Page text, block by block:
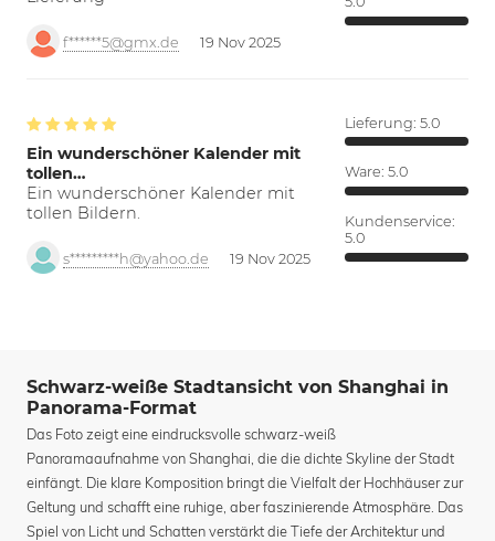
f******5@gmx.de 19 Nov 2025
Ein wunderschöner Kalender mit
tollen…
Ein wunderschöner Kalender mit
tollen Bildern.
s*********h@yahoo.de 19 Nov 2025
Lieferung: 5.0
Ware: 5.0
Kundenservice:
5.0
Schwarz-weiße Stadtansicht von Shanghai in
Panorama-Format
Das Foto zeigt eine eindrucksvolle schwarz-weiß
Panoramaaufnahme von Shanghai, die die dichte Skyline der Stadt
einfängt. Die klare Komposition bringt die Vielfalt der Hochhäuser zur
Geltung und schafft eine ruhige, aber faszinierende Atmosphäre. Das
Spiel von Licht und Schatten verstärkt die Tiefe der Architektur und